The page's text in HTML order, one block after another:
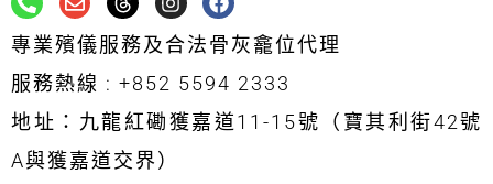
h
o
n
e
-
a
l
t
n
v
e
l
o
p
e
h
r
e
a
d
s
n
s
t
a
g
r
a
a
c
e
b
o
o
k
專業殯儀服務及合法骨灰龕位代理
服務熱線 : +852 5594 2333
地址：九龍紅磡獲嘉道11-15號（寶其利街42號
A與獲嘉道交界）